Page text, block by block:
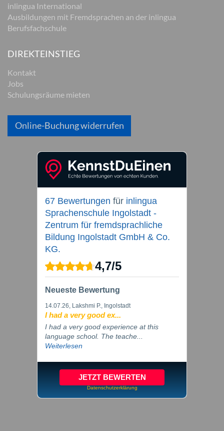
inlingua International
Ausbildungen mit Fremdsprachen an der inlingua
Berufsfachschule
DIREKTEINSTIEG
Kontakt
Jobs
Schulungsräume mieten
Online-Buchung widerrufen
67 Bewertungen für inlingua
Sprachenschule Ingolstadt -
Zentrum für fremdsprachliche
Bildung Ingolstadt GmbH & Co.
KG.
4,7/5
Neueste Bewertung
14.07.26, Lakshmi P., Ingolstadt
I had a very good ex...
I had a very good experience at this
language school. The teache...
Weiterlesen
JETZT BEWERTEN
Datenschutzerklärung